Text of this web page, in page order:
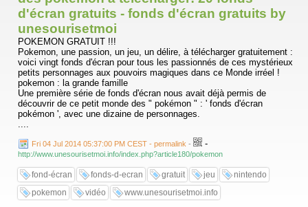
d'écran gratuits - fonds d'écran gratuits by
unesourisetmoi
POKEMON GRATUIT !!!
Pokemon, une passion, un jeu, un délire, à télécharger gratuitement :
voici vingt fonds d'écran pour tous les passionnés de ces mystérieux
petits personnages aux pouvoirs magiques dans ce Monde irréel !
pokemon : la grande famille
Une première série de fonds d'écran nous avait déjà permis de
découvrir de ce petit monde des " pokémon " : ' fonds d'écran
pokémon ', avec une dizaine de personnages.
....
Fri 04 Jul 2014 05:37:00 PM CEST - permalink - -
http://www.unesourisetmoi.info/index.php?article180/pokemon
fond-écran fonds-d-ecran gratuit jeu
nintendo
pokemon
vidéo www.unesourisetmoi.info